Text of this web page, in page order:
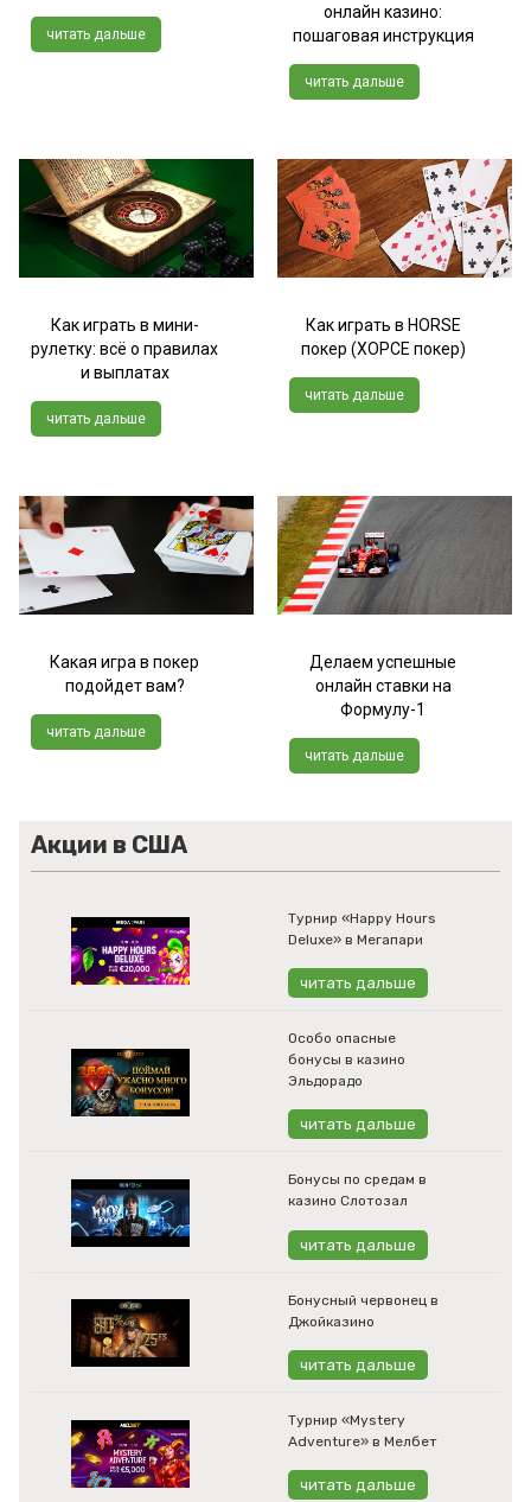
читать дальше
онлайн казино:
пошаговая инструкция
читать дальше
Как играть в мини-
рулетку: всё о правилах
и выплатах
читать дальше
Как играть в HORSE
покер (ХОРСЕ покер)
читать дальше
Какая игра в покер
подойдет вам?
читать дальше
Делаем успешные
онлайн ставки на
Формулу-1
читать дальше
Акции в США
Турнир «Happy Hours
Deluxe» в Мегапари
читать дальше
Особо опасные
бонусы в казино
Эльдорадо
читать дальше
Бонусы по средам в
казино Слотозал
читать дальше
Бонусный червонец в
Джойказино
читать дальше
Турнир «Mystery
Adventure» в Мелбет
читать дальше